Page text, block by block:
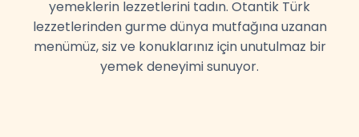
yemeklerin lezzetlerini tadın. Otantik Türk
lezzetlerinden gurme dünya mutfağına uzanan
menümüz, siz ve konuklarınız için unutulmaz bir
yemek deneyimi sunuyor.